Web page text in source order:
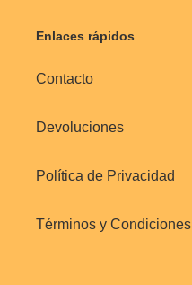
n
Enlaces rápidos
Contacto
Devoluciones
Política de Privacidad
Términos y Condiciones